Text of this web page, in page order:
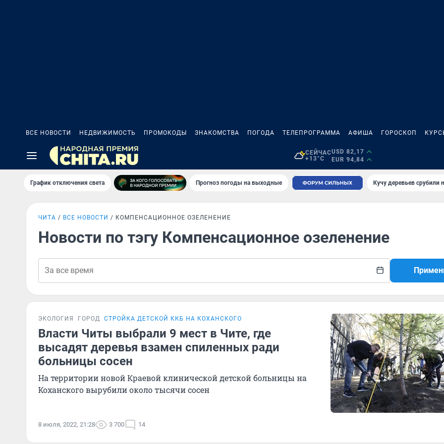
ВСЕ НОВОСТИ НЕДВИЖИМОСТЬ ПРОМОКОДЫ ЗНАКОМСТВА ПОГОДА ТЕЛЕПРОГРАММА АФИША ГОРОСКОП
СЕЙЧАС
+13°C
USD 82,17
EUR 94,84
График отключения света Прогноз погоды на выходные Кучу деревьев срубили
ЧИТА ВСЕ НОВОСТИ КОМПЕНСАЦИОННОЕ ОЗЕЛЕНЕНИЕ
Новости по тэгу Компенсационное озеленение
ЭКОЛОГИЯ ГОРОД СТРОЙКА ДЕТСКОЙ ККБ НА КОХАНСКОГО
Власти Читы выбрали 9 мест в Чите, где
высадят деревья взамен спиленных ради
больницы сосен
На территории новой Краевой клинической детской больницы на
Коханского вырубили около тысячи сосен
8 июля, 2022, 21:28 3 700 14